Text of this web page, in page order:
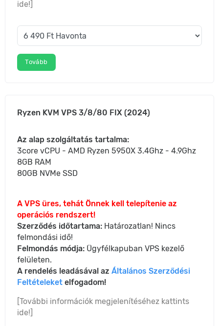
ide!]
Tovább
Ryzen KVM VPS 3/8/80 FIX (2024)
Az alap szolgáltatás tartalma:
3core vCPU - AMD Ryzen 5950X 3.4Ghz - 4.9Ghz
8GB RAM
80GB NVMe SSD
A VPS üres, tehát Önnek kell telepítenie az
operációs rendszert!
Szerződés időtartama: Határozatlan! Nincs
felmondási idő!
Felmondás módja: Ügyfélkapuban VPS kezelő
felületen.
A rendelés leadásával azÁltalános Szerződési
Feltételeket elfogadom!
[További információk megjelenítéséhez kattints
ide!]